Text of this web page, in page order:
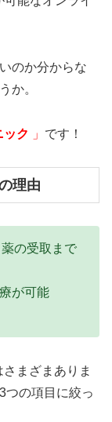
のか分からな
か。
ック 」 です！
理由
の受取まで
が可能
まざまありま
つの項目に絞っ